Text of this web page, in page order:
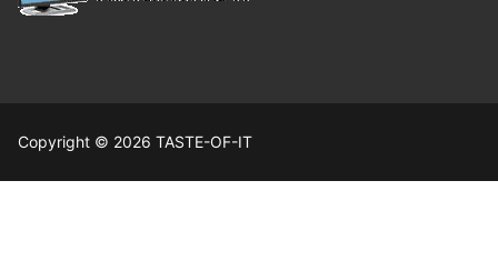
Copyright © 2026 TASTE-OF-IT